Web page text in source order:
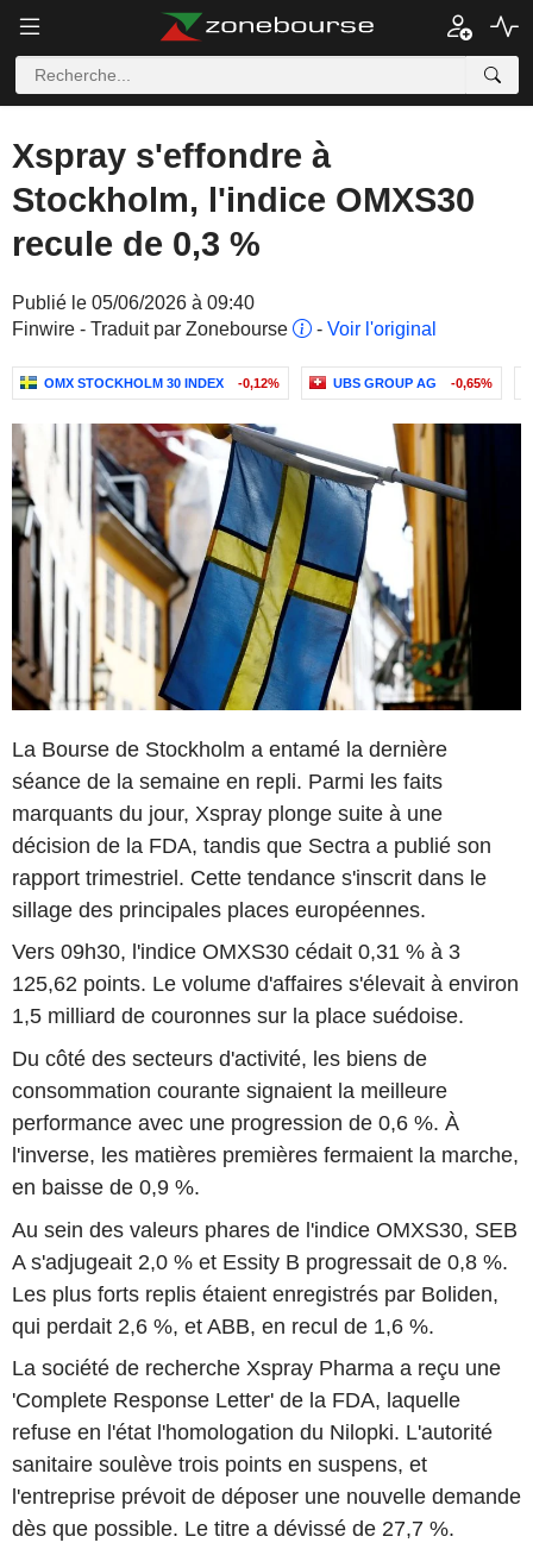
Xspray s'effondre à
Stockholm, l'indice OMXS30
recule de 0,3 %
Publié le 05/06/2026 à 09:40
Finwire - Traduit par Zonebourse
- Voir l'original
OMX STOCKHOLM 30 INDEX -0,12% UBS GROUP AG -0,65%
La Bourse de Stockholm a entamé la dernière
séance de la semaine en repli. Parmi les faits
marquants du jour, Xspray plonge suite à une
décision de la FDA, tandis que Sectra a publié son
rapport trimestriel. Cette tendance s'inscrit dans le
sillage des principales places européennes.
Vers 09h30, l'indice OMXS30 cédait 0,31 % à 3
125,62 points. Le volume d'affaires s'élevait à environ
1,5 milliard de couronnes sur la place suédoise.
Du côté des secteurs d'activité, les biens de
consommation courante signaient la meilleure
performance avec une progression de 0,6 %. À
l'inverse, les matières premières fermaient la marche,
en baisse de 0,9 %.
Au sein des valeurs phares de l'indice OMXS30, SEB
A s'adjugeait 2,0 % et Essity B progressait de 0,8 %.
Les plus forts replis étaient enregistrés par Boliden,
qui perdait 2,6 %, et ABB, en recul de 1,6 %.
La société de recherche Xspray Pharma a reçu une
'Complete Response Letter' de la FDA, laquelle
refuse en l'état l'homologation du Nilopki. L'autorité
sanitaire soulève trois points en suspens, et
l'entreprise prévoit de déposer une nouvelle demande
dès que possible. Le titre a dévissé de 27,7 %.